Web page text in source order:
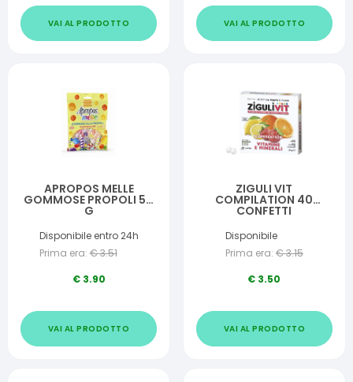
VAI AL PRODOTTO VAI AL PRODOTTO
APROPOS MELLE
GOMMOSE PROPOLI 50
G
Disponibile entro 24h
Prima era: €3.51
€ 3.90
VAI AL PRODOTTO
ZIGULI VIT
COMPILATION 40
CONFETTI
Disponibile
Prima era: €3.15
€ 3.50
VAI AL PRODOTTO